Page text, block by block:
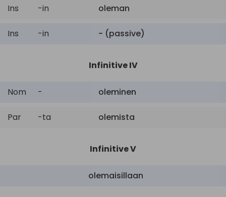
Ins -in oleman
Ins -in - (passive)
Infinitive IV
Nom - oleminen
Par -ta olemista
Infinitive V
olemaisillaan